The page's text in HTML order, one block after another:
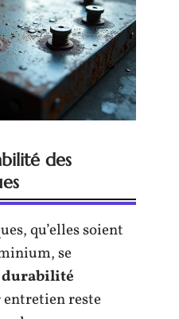
des
qu’elles soient
se
durabilité
reste